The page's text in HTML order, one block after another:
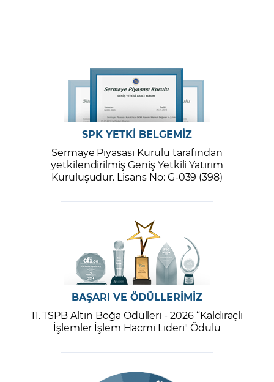
SPK YETKİ BELGEMİZ
Sermaye Piyasası Kurulu tarafından
yetkilendirilmiş Geniş Yetkili Yatırım
Kuruluşudur. Lisans No: G-039 (398)
BAŞARI VE ÖDÜLLERİMİZ
11. TSPB Altın Boğa Ödülleri - 2026 “Kaldıraçlı
İşlemler İşlem Hacmi Lideri" Ödülü